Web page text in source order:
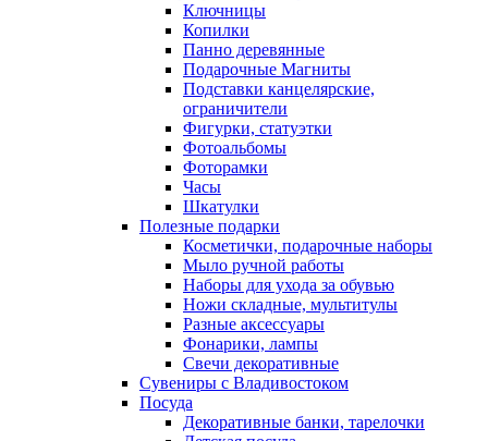
Ключницы
Копилки
Панно деревянные
Подарочные Магниты
Подставки канцелярские,
ограничители
Фигурки, статуэтки
Фотоальбомы
Фоторамки
Часы
Шкатулки
Полезные подарки
Косметички, подарочные наборы
Мыло ручной работы
Наборы для ухода за обувью
Ножи складные, мультитулы
Разные аксессуары
Фонарики, лампы
Свечи декоративные
Сувениры с Владивостоком
Посуда
Декоративные банки, тарелочки